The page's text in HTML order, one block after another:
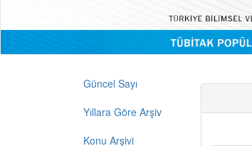
Güncel Sayı
Yıllara Göre Arşiv
Konu Arşivi